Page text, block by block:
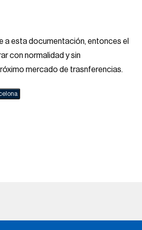
a esta documentación, entonces el
con normalidad y sin
mercado de trasnferencias.